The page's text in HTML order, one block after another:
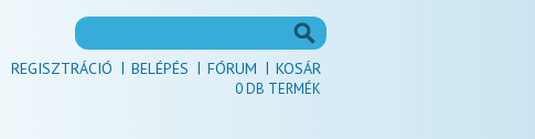
REGISZTRÁCIÓ BELÉPÉS FÓRUM KOSÁR
0DB TERMÉK